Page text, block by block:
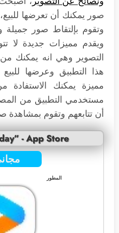
صور يمكنك أن تعرضها
وتقوم بإلتقاط صور جميلة
ويقدم مميزات جديدة لا
التصوير وهي انه يمكنك
هذا التطبيق وعرضها
مميزة يمكنك
مستخدمي التطبيق من
أن تتابعهم وتقوم بمشاهدة
- App Store
المطور